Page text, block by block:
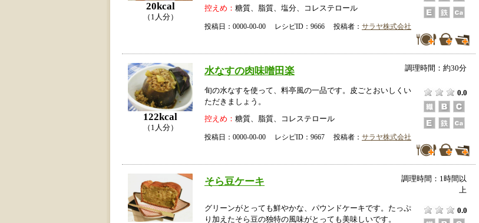
20kcal
（1人分）
控えめ： 糖質、脂質、塩分、コレステロール
投稿日：0000-00-00 レシピID：9666 投稿者： サラヤ株式会社
122kcal
（1人分）
水なすの肉味噌田楽 調理時間：約30分
旬の水なすを使って、料亭風の一品です。皮ごとおいしくい
ただきましょう。
0.0
控えめ： 糖質、脂質、コレステロール
投稿日：0000-00-00 レシピID：9667 投稿者： サラヤ株式会社
そら豆ケーキ
調理時間：1時間以
上
グリーンがとっても鮮やかな、パウンドケーキです。たっぷ
り加えたそら豆の独特の風味がとっても美味しいです。
0.0